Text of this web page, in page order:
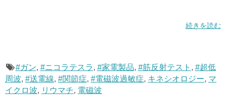
続きを読む
#ガン, #ニコラテスラ, #家電製品, #筋反射テスト , #超低
周波, #送電線, #関節症, #電磁波過敏症, キネシオロジー, マ
イクロ波, リウマチ, 電磁波